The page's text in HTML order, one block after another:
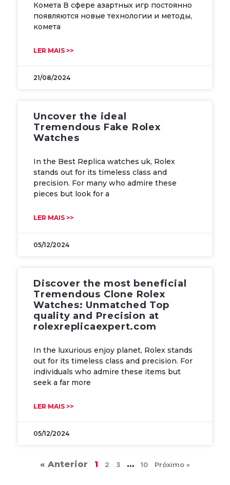
Комета В сфере азартных игр постоянно
появляются новые технологии и методы,
комета
LER MAIS >>
21/08/2024
Uncover the ideal
Tremendous Fake Rolex
Watches
In the Best Replica watches uk, Rolex
stands out for its timeless class and
precision. For many who admire these
pieces but look for a
LER MAIS >>
05/12/2024
Discover the most beneficial
Tremendous Clone Rolex
Watches: Unmatched Top
quality and Precision at
rolexreplicaexpert.com
In the luxurious enjoy planet, Rolex stands
out for its timeless class and precision. For
individuals who admire these items but
seek a far more
LER MAIS >>
05/12/2024
« Anterior 1 2 3 … 10 Próximo »